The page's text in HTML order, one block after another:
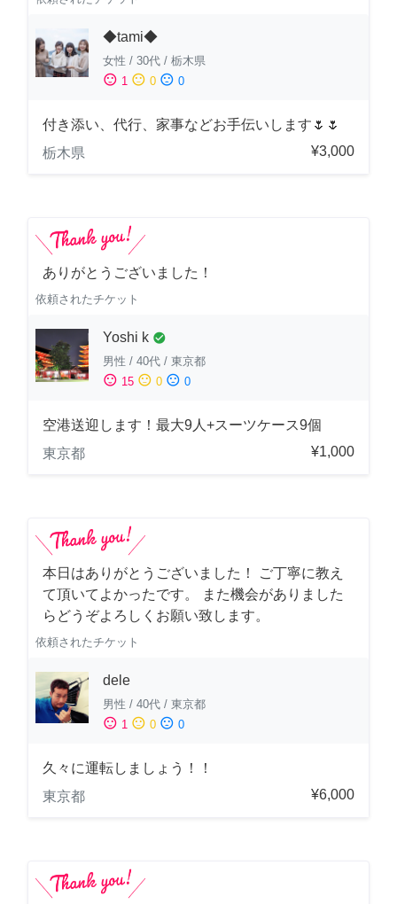
◆tami◆
女性 / 30代 / 栃木県
sentiment_satisfied 1 sentiment_neutral 0 sentiment_dissatisfied 0
付き添い、代行、家事などお手伝いします🌷🌷
栃木県
¥3,000
ありがとうございました！
依頼されたチケット
Yoshi k check_circle
男性 / 40代 / 東京都
sentiment_satisfied 15 sentiment_neutral 0 sentiment_dissatisfied 0
空港送迎します！最大9人+スーツケース9個
東京都
¥1,000
本日はありがとうございました！ ご丁寧に教え
て頂いてよかったです。 また機会がありました
らどうぞよろしくお願い致します。
依頼されたチケット
dele
男性 / 40代 / 東京都
sentiment_satisfied 1 sentiment_neutral 0 sentiment_dissatisfied 0
久々に運転しましょう！！
東京都
¥6,000